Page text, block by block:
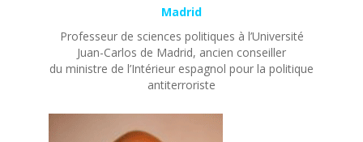
Madrid
Professeur de sciences politiques à l’Université
Juan-Carlos de Madrid, ancien conseiller
du ministre de l’Intérieur espagnol pour la politique
antiterroriste